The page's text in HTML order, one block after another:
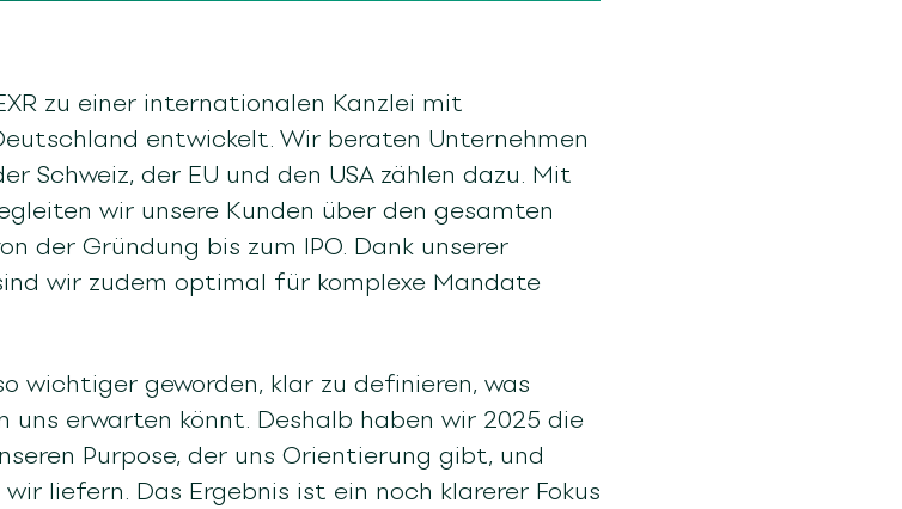
zu einer internationalen Kanzlei mit
entwickelt. Wir beraten Unternehmen
Schweiz, der EU und den USA zählen dazu. Mit
wir unsere Kunden über den gesamten
der Gründung bis zum IPO. Dank unserer
wir zudem optimal für komplexe Mandate
wichtiger geworden, klar zu definieren, was
uns erwarten könnt. Deshalb haben wir 2025 die
Purpose, der uns Orientierung gibt, und
liefern. Das Ergebnis ist ein noch klarerer Fokus